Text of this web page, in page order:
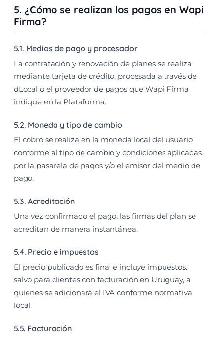
5. ¿Cómo se realizan los pagos en Wapi
Firma?
5.1. Medios de pago y procesador
La contratación y renovación de planes se realiza
mediante tarjeta de crédito, procesada a través de
dLocal o el proveedor de pagos que Wapi Firma
indique en la Plataforma.
5.2. Moneda y tipo de cambio
El cobro se realiza en la moneda local del usuario
conforme al tipo de cambio y condiciones aplicadas
por la pasarela de pagos y/o el emisor del medio de
pago.
5.3. Acreditación
Una vez confirmado el pago, las firmas del plan se
acreditan de manera instantánea.
5.4. Precio e impuestos
El precio publicado es final e incluye impuestos,
salvo para clientes con facturación en Uruguay, a
quienes se adicionará el IVA conforme normativa
local.
5.5. Facturación